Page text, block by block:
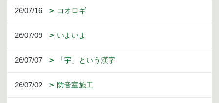
26/07/16 コオロギ
26/07/09 いよいよ
26/07/07 「宇」という漢字
26/07/02 防音室施工